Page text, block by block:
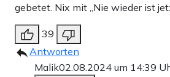
gebetet. Nix mit „Nie wieder ist
39
Antworten
Malik02.08.2024 um 14:39